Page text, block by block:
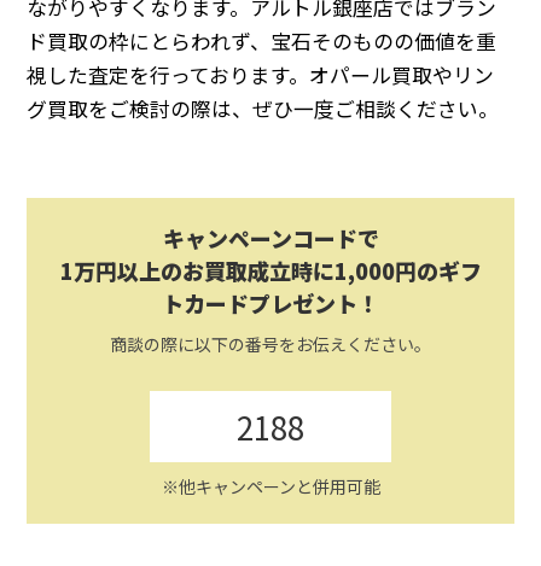
ながりやすくなります。アルトル銀座店ではブラン
ド買取の枠にとらわれず、宝石そのものの価値を重
視した査定を行っております。オパール買取やリン
グ買取をご検討の際は、ぜひ一度ご相談ください。
キャンペーンコードで
1万円以上のお買取成立時に1,000円のギフ
トカードプレゼント！
商談の際に以下の番号をお伝えください。
2188
※他キャンペーンと併用可能